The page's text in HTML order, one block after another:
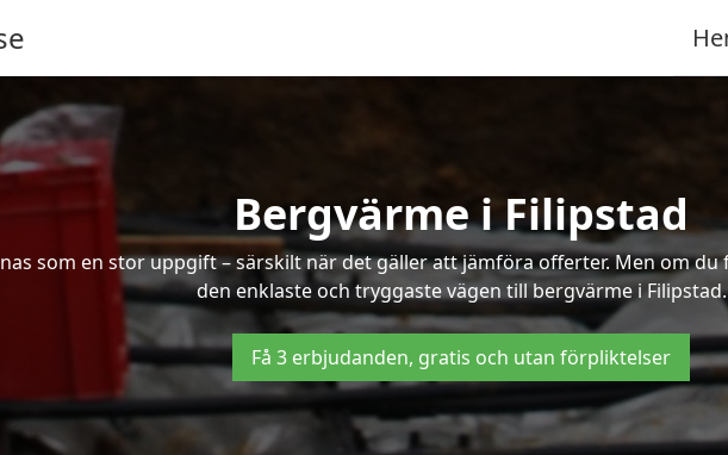
Bergvärme i Filipstad
som en stor uppgift – särskilt när det gäller att jämföra offerter. Men om
den enklaste och tryggaste vägen till bergvärme i Filipstad.
Få 3 erbjudanden, gratis och utan förpliktelser